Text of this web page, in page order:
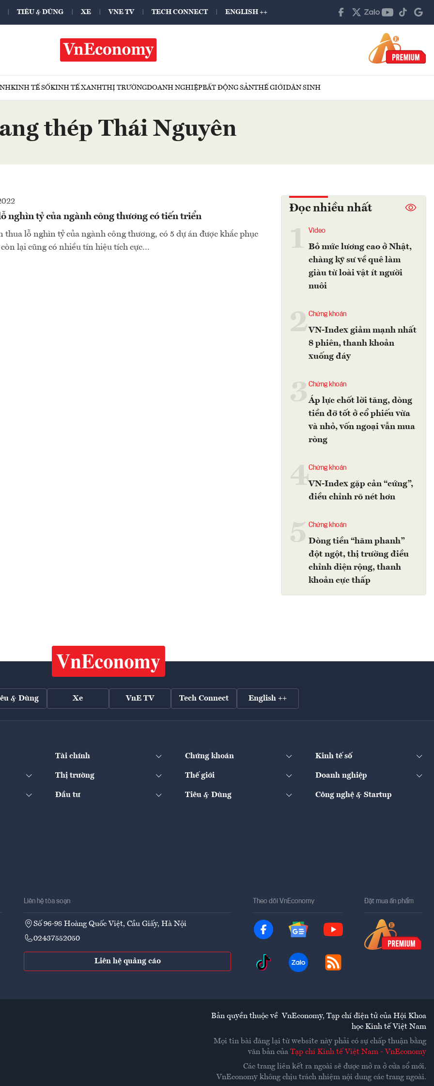
TIÊU & DÙNG XE VNE TV TECH CONNECT ENGLISH ++
KINH TẾ SỐKINH TẾ XANHTHỊ TRƯỜNGDOANH NGHIỆPBẤT ĐỘNG SẢNTHẾ GIỚIDÂN SINH
thép Thái Nguyên
nghìn tỷ của ngành công thương có tiến triển
thua lỗ nghìn tỷ của ngành công thương, có 5 dự án được khắc phục
còn lại cũng có nhiều tín hiệu tích cực…
Đọc nhiều nhất
Video
Bỏ mức lương cao ở Nhật,
chàng kỹ sư về quê làm
giàu từ loài vật ít người
nuôi
2Chứng khoán
VN-Index giảm mạnh nhất
8 phiên, thanh khoản
xuống đáy
Chứng khoán
Áp lực chốt lời tăng, dòng
tiền đỡ tốt ở cổ phiếu vừa
và nhỏ, vốn ngoại vẫn mua
ròng
4Chứng khoán
VN-Index gặp cản “cứng”,
điều chỉnh rõ nét hơn
Chứng khoán
Dòng tiền “hãm phanh”
đột ngột, thị trường điều
chỉnh diện rộng, thanh
khoản cực thấp
& Dùng Xe VnE TV Tech Connect English ++
Tài chính Chứng khoán Kinh tế số
Thị trường Thế giới Doanh nghiệp
Đầu tư Tiêu & Dùng Công nghệ & Startup
Liên hệ tòa soạn
Số 96-98 Hoàng Quốc Việt, Cầu Giấy, Hà Nội
02437552050
Liên hệ quảng cáo
Theo dõi VnEconomy Đặt mua ấn phẩm
Bản quyền thuộc về VnEconomy, Tạp chí điện tử của Hội Khoa
học Kinh tế Việt Nam
Mọi tin bài đăng lại từ website này phải có sự chấp thuận bằng
văn bản của Tạp chí Kinh tế Việt Nam - VnEconomy
Các trang liên kết ra ngoài sẽ được mở ra ở cửa sổ mới.
VnEconomy không chịu trách nhiệm nội dung các trang ngoài.